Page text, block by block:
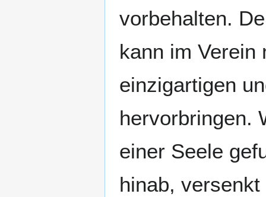
vorbehalten.
kann im Verein
einzigartigen
hervorbringen.
einer Seele
hinab,